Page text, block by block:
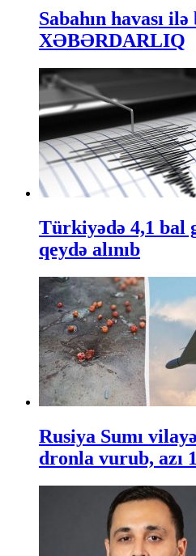
Sabahın havası ilə
XƏBƏRDARLIQ
Türkiyədə 4,1 bal
qeydə alınıb
Rusiya Sumı
dronla vurub, azı